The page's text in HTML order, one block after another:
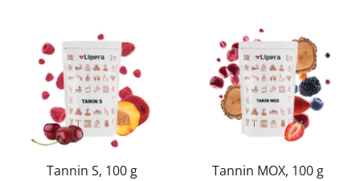
Tannin S, 100 g Tannin MOX, 100 g